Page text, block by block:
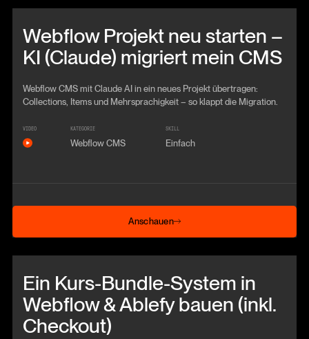
Webflow Projekt neu starten –
KI (Claude) migriert mein CMS
Webflow CMS mit Claude AI in ein neues Projekt übertragen:
Collections, Items und Mehrsprachigkeit – so klappt die Migration.
VIDEO KATEGORIE
Webflow CMS
SKILL
Einfach
Anschauen
Anschauen
Ein Kurs-Bundle-System in
Webflow & Ablefy bauen (inkl.
Checkout)